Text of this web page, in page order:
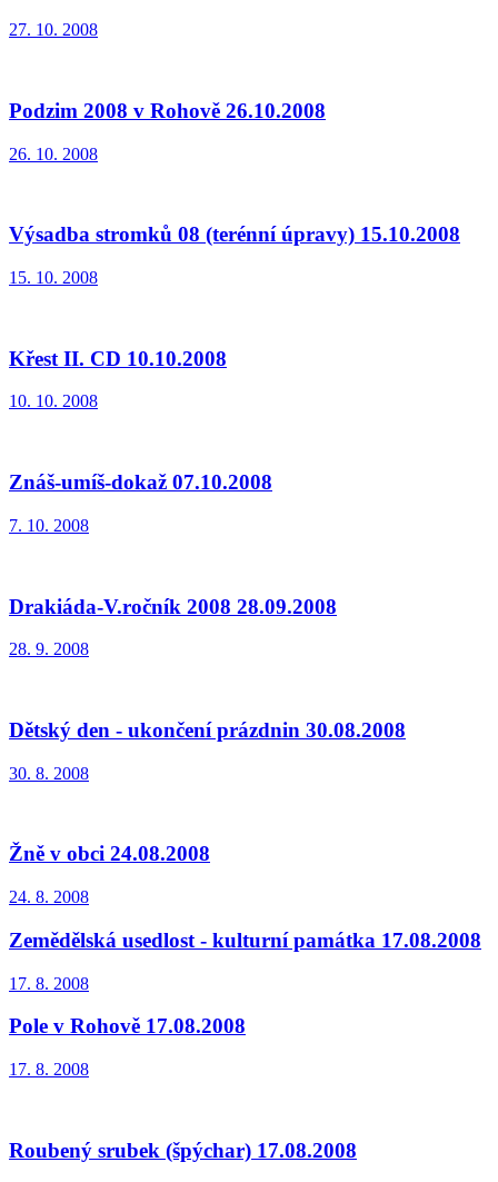
27. 10. 2008
Podzim 2008 v Rohově 26.10.2008
26. 10. 2008
Výsadba stromků 08 (terénní úpravy) 15.10.2008
15. 10. 2008
Křest II. CD 10.10.2008
10. 10. 2008
Znáš-umíš-dokaž 07.10.2008
7. 10. 2008
Drakiáda-V.ročník 2008 28.09.2008
28. 9. 2008
Dětský den - ukončení prázdnin 30.08.2008
30. 8. 2008
Žně v obci 24.08.2008
24. 8. 2008
Zemědělská usedlost - kulturní památka 17.08.2008
17. 8. 2008
Pole v Rohově 17.08.2008
17. 8. 2008
Roubený srubek (špýchar) 17.08.2008